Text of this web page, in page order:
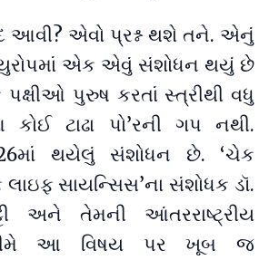
આવી? એવો પ્રશ્ન થશે તને. એનું
એક એવું સંશોધન થયું છે
પુરુષ કરતાં સ્ત્રીથી વધુ
ટાઢા પો’રની ગપ નથી.
થયેલું સંશોધન છે. ‘ચેક
સાયન્સિસ’ના સંશોધક ડૉ.
અને તેમની આંતરરાષ્ટ્રીય
ટીમે આ વિષય પર ખૂબ જ